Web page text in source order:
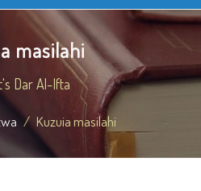
masilahi
Dar Al-Ifta
Kuzuia masilahi